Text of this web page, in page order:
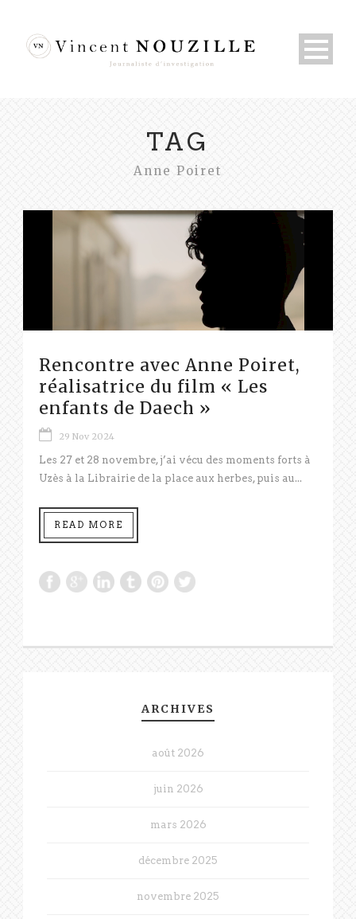
TAG
Anne Poiret
Rencontre avec Anne Poiret,
réalisatrice du film « Les
enfants de Daech »
29 Nov 2024
Les 27 et 28 novembre, j’ai vécu des moments forts à
Uzès à la Librairie de la place aux herbes, puis au...
READ MORE
ARCHIVES
août 2026
juin 2026
mars 2026
décembre 2025
novembre 2025